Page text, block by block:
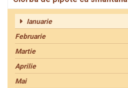
Ianuarie
Februarie
Martie
Aprilie
Mai